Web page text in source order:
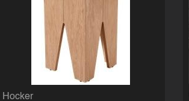
Hocker